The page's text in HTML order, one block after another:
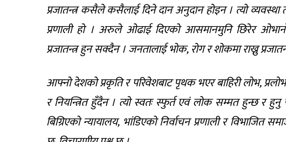
प्रजातन्त्र कसैले कसैलाई दिने दान अनुदान होइन । त्यो
प्रणाली हो । अरुले ओढाई दिएको आसमानमुनि छिरेर
प्रजातन्त्र हुन सक्दैन । जनतालाई भोक, रोग र शोकमा राख्नु
आफ्नो देशको प्रकृति र परिवेशबाट पृथक भएर बाहिरी लोभ,
र नियन्त्रित हुँदैन । त्यो स्वतः स्फुर्त एवं लोक सम्मत हुन्छ र
बिग्रिएको न्यायालय, भांडिएको निर्वाचन प्रणाली र विभाजित